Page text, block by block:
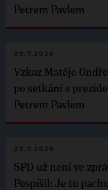
Petrem Pavlem
29.7.2026
Vzkaz Matěje
po setkání s
Petrem Pavlem
29.7.2026
SPD už není ve
Pospíšil: Je tu